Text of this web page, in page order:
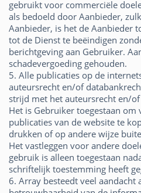
gebruikt voor commerciële
als bedoeld door Aanbieder,
Aanbieder, is het de Aanbieder
tot de Dienst te beëindigen
berichtgeving aan Gebruiker.
schadevergoeding gehouden.
5. Alle publicaties op de
auteursrecht en/of
strijd met het auteursrecht en/
Het is Gebruiker toegestaan
publicaties van de website te
drukken of op andere wijze
Het vastleggen voor andere
gebruik is alleen toegestaan
schriftelijk toestemming heeft
6. Array besteedt veel aandacht